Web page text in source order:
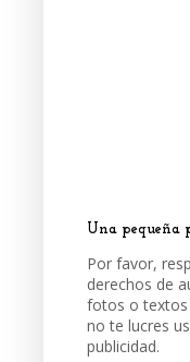
Una pequeña
Por favor,
derechos de
fotos o textos
no te lucres
publicidad.